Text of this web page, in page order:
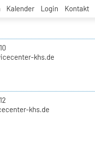
Kalender Login Kontakt
khs.de
khs.de